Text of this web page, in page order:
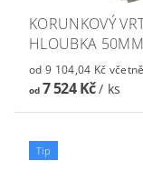
KORUNKOVÝ
HLOUBKA 50MM
od 9 104,04
od7 524 Kč/ ks
Tip